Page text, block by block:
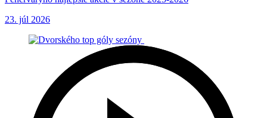
23. júl 2026